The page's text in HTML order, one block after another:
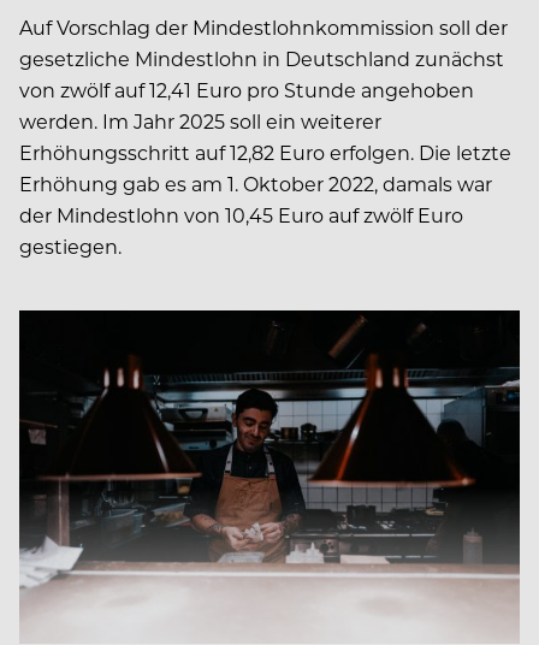
Auf Vorschlag der Mindestlohnkommission soll der
gesetzliche Mindestlohn in Deutschland zunächst
von zwölf auf 12,41 Euro pro Stunde angehoben
werden. Im Jahr 2025 soll ein weiterer
Erhöhungsschritt auf 12,82 Euro erfolgen. Die letzte
Erhöhung gab es am 1. Oktober 2022, damals war
der Mindestlohn von 10,45 Euro auf zwölf Euro
gestiegen.